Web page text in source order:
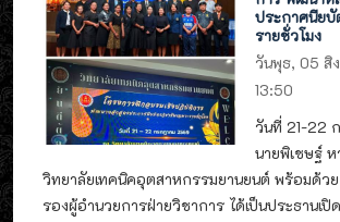
ประกาศนียบั
รายชั่วโมง
วันพุธ, 05 สิ
13:50
วันที่ 21-22
นายพิเชษฐ์
วิทยาลัยเทคนิคอุตสาหกรรมยานยนต์ พร้อมด้ว
รองผู้อำนวยการฝ่ายวิชาการ ได้เป็นประธานเ